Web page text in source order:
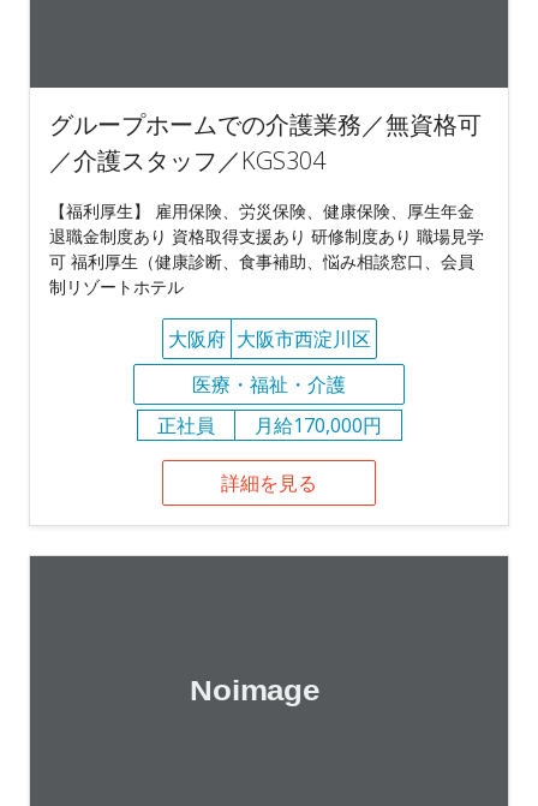
グループホームでの介護業務／無資格可
／介護スタッフ／KGS304
【福利厚生】 雇用保険、労災保険、健康保険、厚生年金
退職金制度あり 資格取得支援あり 研修制度あり 職場見学
可 福利厚生（健康診断、食事補助、悩み相談窓口、会員
制リゾートホテル
大阪府 大阪市西淀川区
医療・福祉・介護
正社員
月給170,000円
詳細を見る